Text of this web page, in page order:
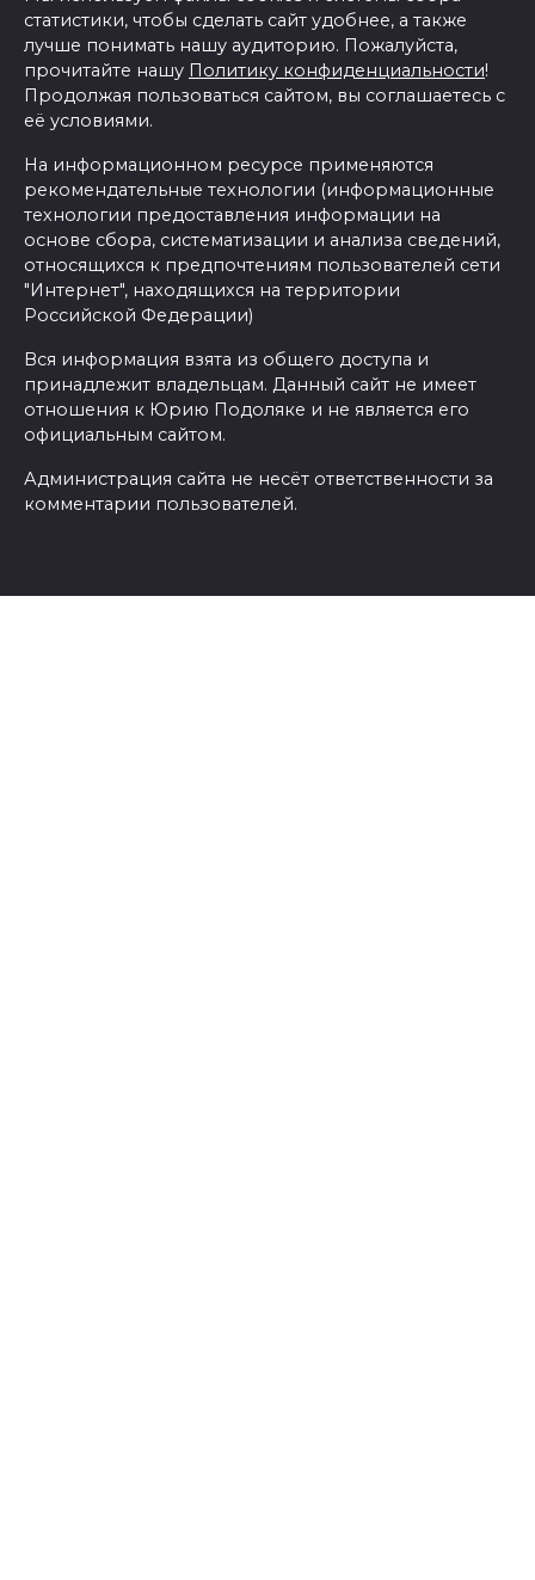
статистики, чтобы сделать сайт удобнее, а также
лучше понимать нашу аудиторию. Пожалуйста,
прочитайте нашу Политику конфиденциальности!
Продолжая пользоваться сайтом, вы соглашаетесь с
её условиями.
На информационном ресурсе применяются
рекомендательные технологии (информационные
технологии предоставления информации на
основе сбора, систематизации и анализа сведений,
относящихся к предпочтениям пользователей сети
"Интернет", находящихся на территории
Российской Федерации)
Вся информация взята из общего доступа и
принадлежит владельцам. Данный сайт не имеет
отношения к Юрию Подоляке и не является его
официальным сайтом.
Администрация сайта не несёт ответственности за
комментарии пользователей.